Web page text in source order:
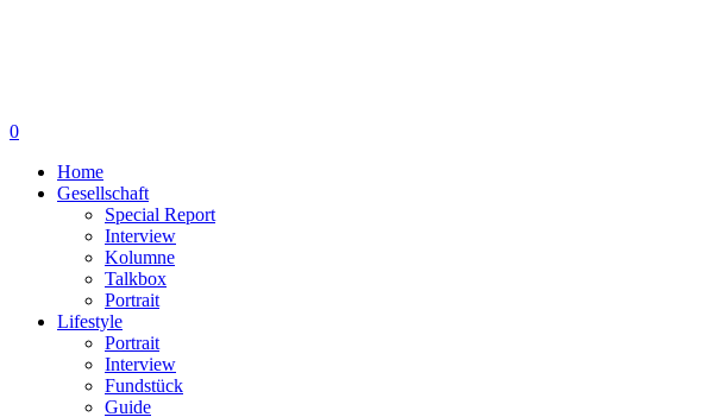
0
Home
Gesellschaft
Special Report
Interview
Kolumne
Talkbox
Portrait
Lifestyle
Portrait
Interview
Fundstück
Guide